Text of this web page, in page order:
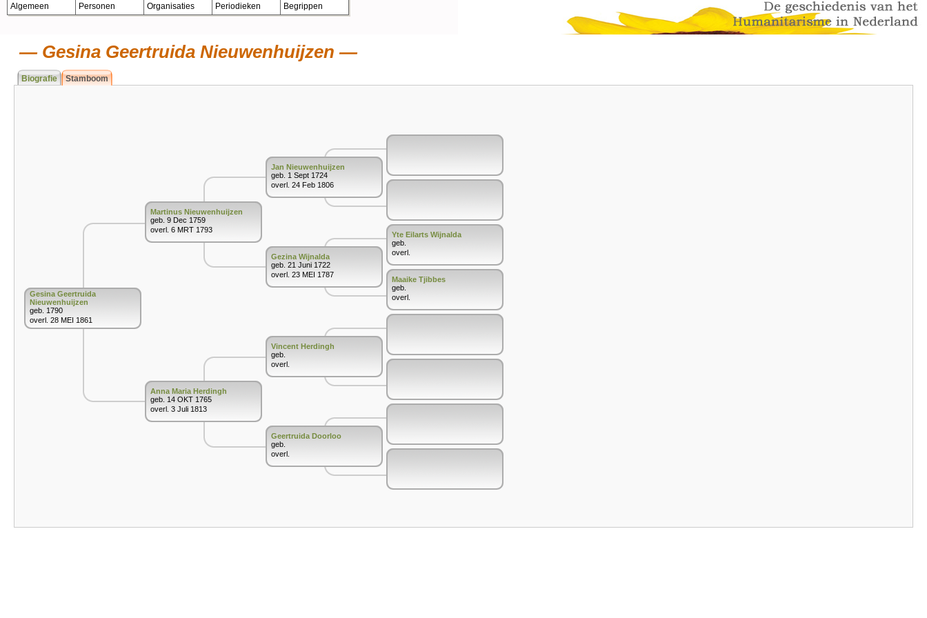
Algemeen Personen Organisaties Periodieken Begrippen
Gesina Geertruida Nieuwenhuijzen
Biografie Stamboom
Gesina Geertruida
Nieuwenhuijzen
geb. 1790
overl. 28 MEI 1861
Martinus Nieuwenhuijzen
geb. 9 Dec 1759
overl. 6 MRT 1793
Anna Maria Herdingh
geb. 14 OKT 1765
overl. 3 Juli 1813
Jan Nieuwenhuijzen
geb. 1 Sept 1724
overl. 24 Feb 1806
Gezina Wijnalda
geb. 21 Juni 1722
overl. 23 MEI 1787
Vincent Herdingh
geb.
overl.
Geertruida Doorloo
geb.
overl.
Yte Eilarts Wijnalda
geb.
overl.
Maaike Tjibbes
geb.
overl.